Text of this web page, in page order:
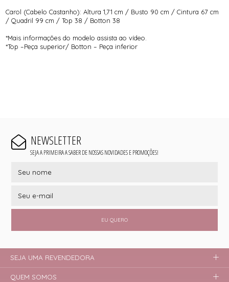
Carol (Cabelo Castanho): Altura 1,71 cm / Busto 90 cm / Cintura 67 cm
/ Quadril 99 cm / Top 38 / Botton 38
*Mais informações do modelo assista ao vídeo.
*Top –Peça superior/ Botton – Peça inferior
NEWSLETTER
SEJA A PRIMEIRA A SABER DE NOSSAS NOVIDADES E PROMOÇÕES!
EU QUERO
SEJA UMA REVENDEDORA
QUEM SOMOS